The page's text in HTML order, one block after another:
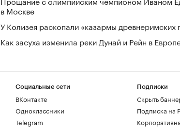
в Москве
У Колизея раскопали «казармы
Как засуха изменила реки Дунай и Рейн в
Социальные сети
ВКонтакте
Одноклассники
Telegram
Подписки
Скрыть
Подписка на